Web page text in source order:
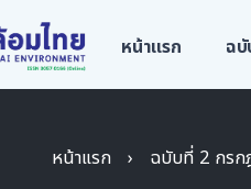
หน้าแรก ฉ
หน้าแรก › ฉบับที่ 2 กรก